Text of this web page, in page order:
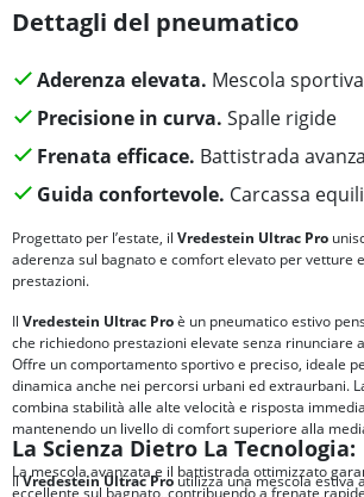
Dettagli del pneumatico
Aderenza elevata. Mescola sportiva
Precisione in curva. Spalle rigide
Frenata efficace. Battistrada
Guida confortevole. Carcassa
Progettato per l’estate, il Vredestein Ultrac Pro
aderenza sul bagnato e comfort elevato per vetture
prestazioni.
Il Vredestein Ultrac Proè un pneumatico estivo
che richiedono prestazioni elevate senza rinunciare
Offre un comportamento sportivo e preciso, ideale
dinamica anche nei percorsi urbani ed extraurbani.
combina stabilità alle alte velocità e risposta
mantenendo un livello di comfort superiore alla
La mescola avanzata e il battistrada ottimizzato
La Scienza Dietro La Tecnologia:
IlVredestein Ultrac Pro utilizza una mescola estiva